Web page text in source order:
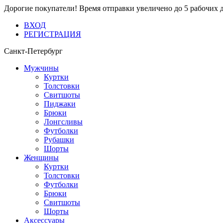
Дорогие покупатели! Время отправки увеличено до 5 рабочих
ВХОД
РЕГИСТРАЦИЯ
Санкт-Петербург
Мужчины
Куртки
Толстовки
Свитшоты
Пиджаки
Брюки
Лонгсливы
Футболки
Рубашки
Шорты
Женщины
Куртки
Толстовки
Футболки
Брюки
Свитшоты
Шорты
Аксессуары